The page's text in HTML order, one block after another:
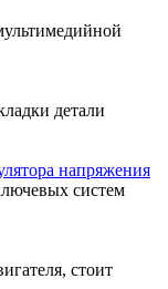
детали
напряжения
систем
стоит